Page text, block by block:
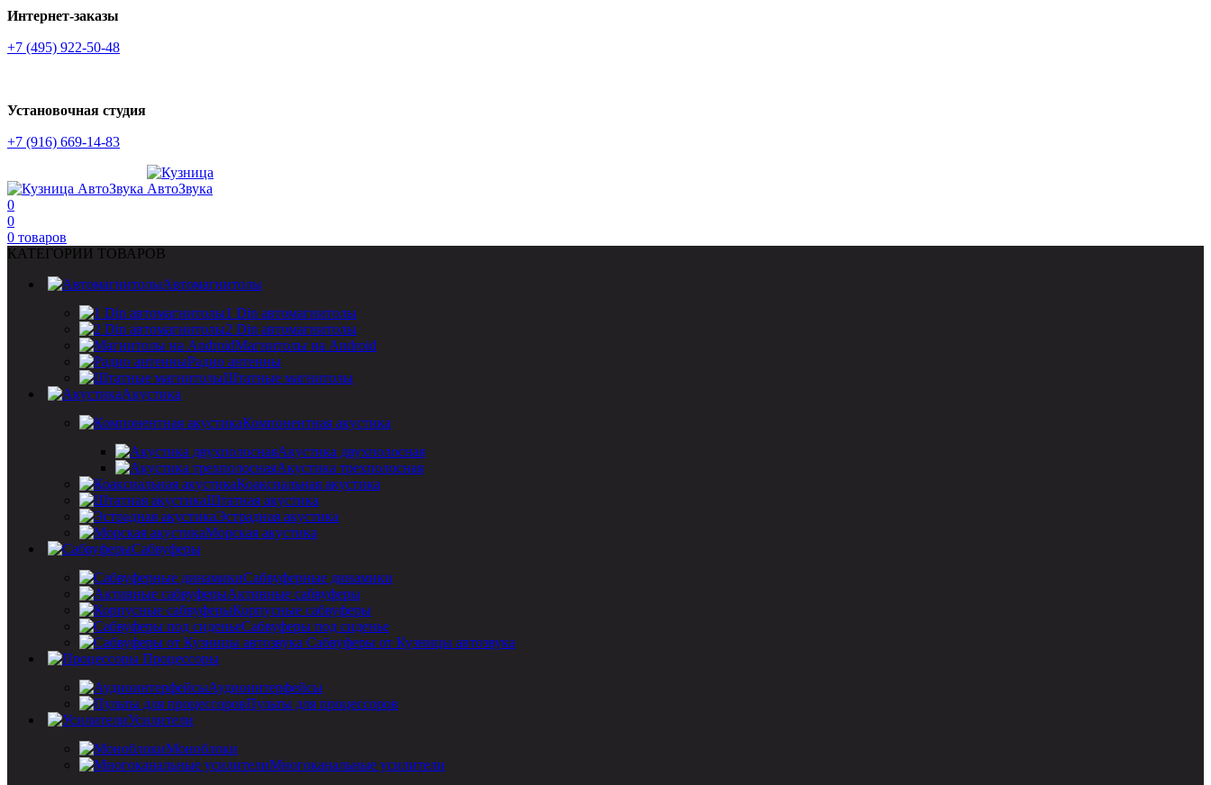
Интернет-заказы
+7 (495) 922-50-48
Установочная студия
+7 (916) 669-14-83
0
0
0 товаров
КАТЕГОРИИ ТОВАРОВ
Автомагнитолы
1 Din автомагнитолы
2 Din автомагнитолы
Магнитолы на Android
Радио антенны
Штатные магнитолы
Акустика
Компонентная акустика
Акустика двухполосная
Акустика трехполосная
Коаксиальная акустика
Штатная акустика
Эстрадная акустика
Морская акустика
Сабвуферы
Сабвуферные динамики
Активные сабвуферы
Корпусные сабвуферы
Сабвуферы под сиденье
Сабвуферы от Кузницы автозвука
Процессоры
Аудиоинтерфейсы
Пульты для процессоров
Усилители
Моноблоки
Многоканальные усилители